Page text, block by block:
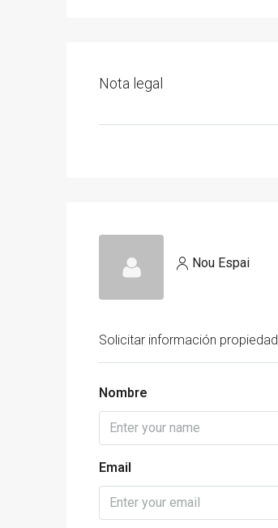
Nota legal
Nou Espai
Solicitar información propiedad
Nombre
Email